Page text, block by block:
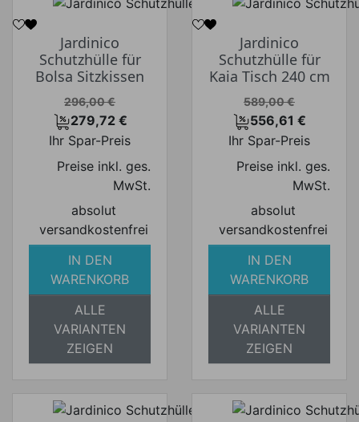
Jardinico
Schutzhülle für
Bolsa Sitzkissen
Verkaufspreis
296,00 €
Preis
279,72 €
Ihr Spar-Preis
Preise inkl. ges.
MwSt.
absolut
versandkostenfrei
IN DEN
WARENKORB
ALLE
VARIANTEN
ZEIGEN
Jardinico
Schutzhülle für
Kaia Tisch 240 cm
Verkaufspreis
589,00 €
Preis
556,61 €
Ihr Spar-Preis
Preise inkl. ges.
MwSt.
absolut
versandkostenfrei
IN DEN
WARENKORB
ALLE
VARIANTEN
ZEIGEN